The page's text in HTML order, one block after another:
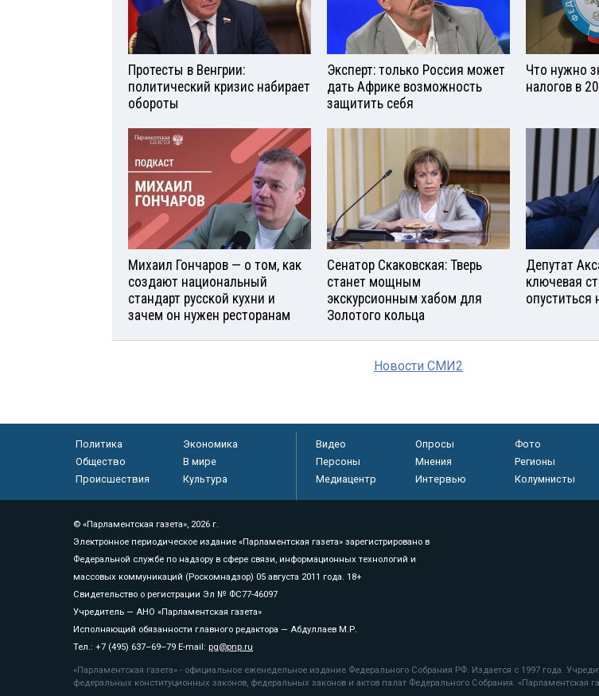
Протесты в Венгрии:
политический кризис набирает
обороты
Эксперт: только Россия может
дать Африке возможность
защитить себя
Что нужно
налогов в
Михаил Гончаров — о том, как
создают национальный
стандарт русской кухни и
зачем он нужен ресторанам
Сенатор Скаковская: Тверь
станет мощным
экскурсионным хабом для
Золотого кольца
Депутат
ключевая
опуститься
Новости СМИ2
Политика
Экономика
Общество
В мире
Происшествия
Культура
Видео Опросы
Фото
Персоны
Мнения
Регионы
Медиацентр
Интервью Колумнисты
© «Парламентская газета», 2026 г.
Электронное периодическое издание «Парламентская газета» зарегистрировано в
Федеральной службе по надзору в сфере связи, информационных технологий и
массовых коммуникаций (Роскомнадзор) 05 августа 2011 года. 18+
Свидетельство о регистрации Эл № ФС77-46097
Учредитель — АНО «Парламентская газета»
Исполняющий обязанности главного редактора — Абдуллаев М.Р.
Тел.: +7 (495) 637–69–79 E-mail: pg@pnp.ru
«Парламентская газета» - официальное еженедельное издание Федерального Собрания РФ. Издается с 1997 года.
федеральных конституционных законов, федеральных законов и актов палат Федерального Собрания. «Парламентская